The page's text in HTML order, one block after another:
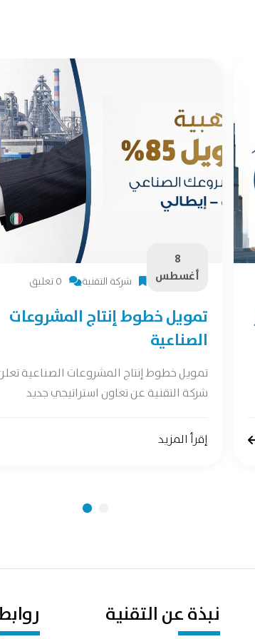
8
أغسطس
شركة التقنية 0 تعليق
تمويل خطوط إنتاج المشروعات
الصناعية
تمويل خطوط إنتاج المشروعات الصناعية
شركة التقنية عن تعاون استراتيجي جديد
إقرأ المزيد
نبذة عن التقنية